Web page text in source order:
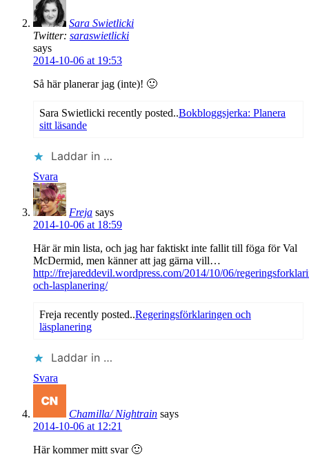
Sara Swietlicki
Twitter: saraswietlicki
says
2014-10-06 at 19:53
Så här planerar jag (inte)! 🙂
Sara Swietlicki recently posted..Bokbloggsjerka: Planera
sitt läsande
Laddar in …
Svara
Freja says
2014-10-06 at 18:59
Här är min lista, och jag har faktiskt inte fallit till föga för Val
McDermid, men känner att jag gärna vill…
http://frejareddevil.wordpress.com/2014/10/06/
och-lasplanering/
Freja recently posted..Regeringsförklaringen och
läsplanering
Laddar in …
Svara
Chamilla/ Nightrain says
2014-10-06 at 12:21
Här kommer mitt svar 🙂